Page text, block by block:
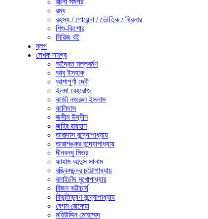
রম্য
রহস্য / গোয়েন্দা / ভৌতিক / থ্রিলার
শিশু-কিশোর
সিরিজ বই
ব্লগ
লেখক সমগ্র
অদ্বৈত মল্লবর্মণ
আবু ইসহাক
আশাপূর্ণা দেবী
ইলমা বেহরোজ
কাজী নজরুল ইসলাম
কালিদাস
জসীম উদ্‌দীন
জহির রায়হান
তারাদাস বন্দ্যোপাধ্যায়
তারাশঙ্কর বন্দ্যোপাধ্যায়
দীনবন্ধু মিত্র
ফাহাম আব্দুস সালাম
বঙ্কিমচন্দ্র চট্টোপাধ্যায়
বলাইচাঁদ মুখোপাধ্যায়
বিজন ভট্টাচার্য
বিভূতিভূষণ বন্দ্যোপাধ্যায়
বেগম রোকেয়া
মহিউদ্দিন মোহাম্মদ